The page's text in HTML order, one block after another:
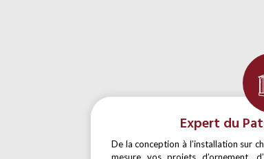
Expert du
De la conception à l’installation sur
mesure vos projets d’ornement,